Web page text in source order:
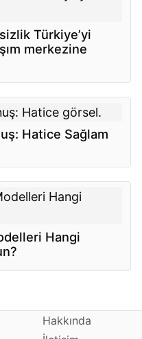
Türkiye’yi
merkezine
Hatice Sağlam
Hangi
Hakkında